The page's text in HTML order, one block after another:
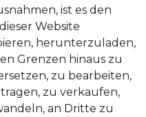
ist es den
Website
herunterzuladen,
Grenzen hinaus zu
zu bearbeiten,
zu verkaufen,
an Dritte zu